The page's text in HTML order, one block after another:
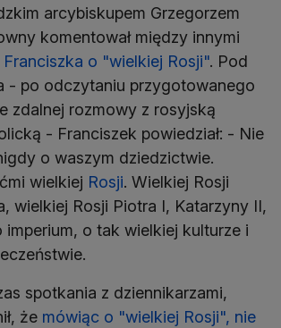
arcybiskupem Grzegorzem
komentował między innymi
Franciszka o "wielkiej Rosji". Pod
- po odczytaniu przygotowanego
zdalnej rozmowy z rosyjską
- Franciszek powiedział: - Nie
o waszym dziedzictwie.
wielkiej Rosji. Wielkiej Rosji
wielkiej Rosji Piotra I, Katarzyny II,
o tak wielkiej kulturze i
spotkania z dziennikarzami,
że mówiąc o "wielkiej Rosji", nie